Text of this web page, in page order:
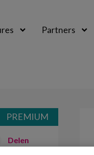
Partners
Delen
PREMIUM